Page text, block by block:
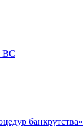
ВС
банкрутства»